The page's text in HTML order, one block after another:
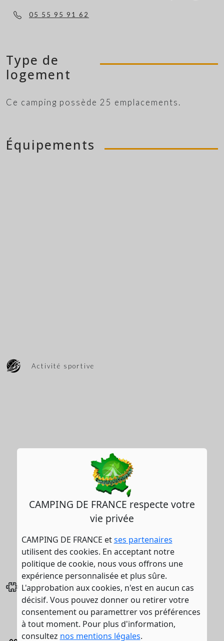
CAMPING DE FRANCE respecte votre
vie privée
CAMPING DE FRANCE etses partenaires
utilisent des cookies. En acceptant notre
politique de cookie, nous vous offrons une
expérience personnalisée et plus sûre.
L'approbation aux cookies, n'est en aucun cas
décisif. Vous pouvez donner ou retirer votre
consentement ou paramettrer vos préférences
à tout moment. Pour plus d'information,
consultez nos mentions légales.
05 55 95 91 62
Type de
logement
Ce camping possède 25 emplacements.
Équipements
Activité sportive
Jeux enfants